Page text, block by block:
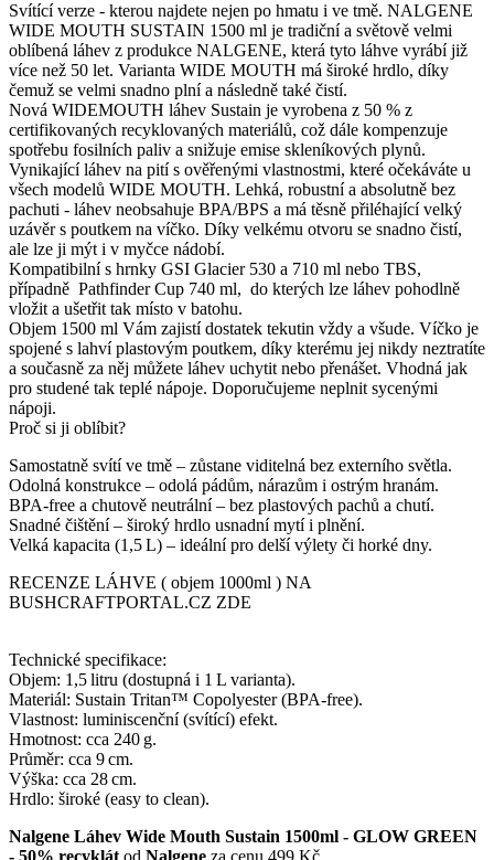
Svítící verze - kterou najdete nejen po hmatu i ve tmě. NALGENE
WIDE MOUTH SUSTAIN 1500 ml je tradiční a světově velmi
oblíbená láhev z produkce NALGENE, která tyto láhve vyrábí již
více než 50 let. Varianta WIDE MOUTH má široké hrdlo, díky
čemuž se velmi snadno plní a následně také čistí.
Nová WIDEMOUTH láhev Sustain je vyrobena z 50 % z
certifikovaných recyklovaných materiálů, což dále kompenzuje
spotřebu fosilních paliv a snižuje emise skleníkových plynů.
Vynikající láhev na pití s ověřenými vlastnostmi, které očekáváte u
všech modelů WIDE MOUTH. Lehká, robustní a absolutně bez
pachuti - láhev neobsahuje BPA/BPS a má těsně přiléhající velký
uzávěr s poutkem na víčko. Díky velkému otvoru se snadno čistí,
ale lze ji mýt i v myčce nádobí.
Kompatibilní s hrnky GSI Glacier 530 a 710 ml nebo TBS,
případně Pathfinder Cup 740 ml, do kterých lze láhev pohodlně
vložit a ušetřit tak místo v batohu.
Objem 1500 ml Vám zajistí dostatek tekutin vždy a všude. Víčko je
spojené s lahví plastovým poutkem, díky kterému jej nikdy neztratíte
a současně za něj můžete láhev uchytit nebo přenášet. Vhodná jak
pro studené tak teplé nápoje. Doporučujeme neplnit sycenými
nápoji.
Proč si ji oblíbit?
Samostatně svítí ve tmě – zůstane viditelná bez externího světla.
Odolná konstrukce – odolá pádům, nárazům i ostrým hranám.
BPA‑free a chutově neutrální – bez plastových pachů a chutí.
Snadné čištění – široký hrdlo usnadní mytí i plnění.
Velká kapacita (1,5 L) – ideální pro delší výlety či horké dny.
RECENZE LÁHVE ( objem 1000ml ) NA
BUSHCRAFTPORTAL.CZ ZDE
Technické specifikace:
Objem: 1,5 litru (dostupná i 1 L varianta).
Materiál: Sustain Tritan™ Copolyester (BPA‑free).
Vlastnost: luminiscenční (svítící) efekt.
Hmotnost: cca 240 g.
Průměr: cca 9 cm.
Výška: cca 28 cm.
Hrdlo: široké (easy to clean).
Nalgene Láhev Wide Mouth Sustain 1500ml - GLOW GREEN